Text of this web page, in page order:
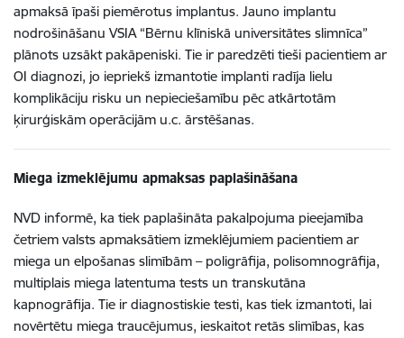
apmaksā īpaši piemērotus implantus. Jauno implantu
nodrošināšanu VSIA “Bērnu klīniskā universitātes slimnīca”
plānots uzsākt pakāpeniski. Tie ir paredzēti tieši pacientiem ar
OI diagnozi, jo iepriekš izmantotie implanti radīja lielu
komplikāciju risku un nepieciešamību pēc atkārtotām
ķirurģiskām operācijām u.c. ārstēšanas.
Miega izmeklējumu apmaksas paplašināšana
NVD informē, ka tiek paplašināta pakalpojuma pieejamība
četriem valsts apmaksātiem izmeklējumiem pacientiem ar
miega un elpošanas slimībām – poligrāfija, polisomnogrāfija,
multiplais miega latentuma tests un transkutāna
kapnogrāfija. Tie ir diagnostiskie testi, kas tiek izmantoti, lai
novērtētu miega traucējumus, ieskaitot retās slimības, kas